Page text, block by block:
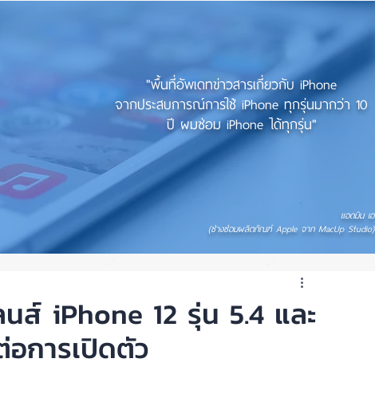
"พื้นที่อัพเดทข่าวสารเกี่ยวกับ iPhone
จากประสบการณ์การใช้ iPhone ทุกรุ่นมากว่า 10
ปี ผมซ่อม iPhone ได้ทุกรุ่น"
แอดมิน เอ
(ช่างซ่อมผลิตภัณฑ์ Apple จาก MacUp Studio)
iPhone 12 รุ่น 5.4 และ
การเปิดตัว